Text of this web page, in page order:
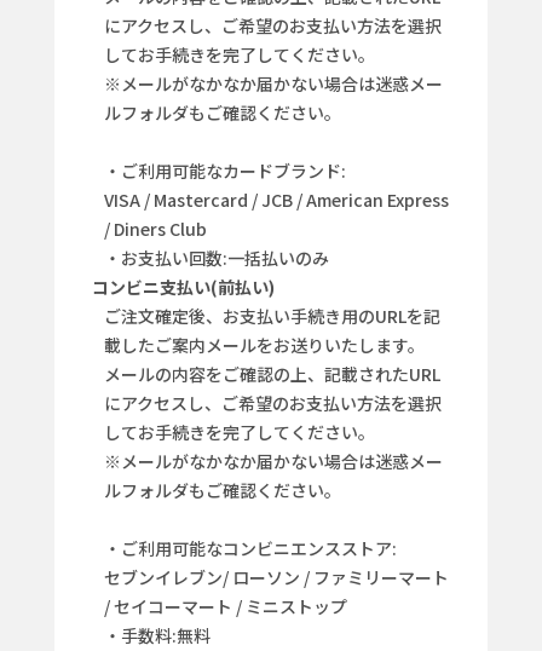
にアクセスし、ご希望のお支払い方法を選択
してお手続きを完了してください。
※メールがなかなか届かない場合は迷惑メー
ルフォルダもご確認ください。
・ご利用可能なカードブランド:
VISA / Mastercard / JCB / American Express
/ Diners Club
・お支払い回数:一括払いのみ
コンビニ支払い(前払い)
ご注文確定後、お支払い手続き用のURLを記
載したご案内メールをお送りいたします。
メールの内容をご確認の上、記載されたURL
にアクセスし、ご希望のお支払い方法を選択
してお手続きを完了してください。
※メールがなかなか届かない場合は迷惑メー
ルフォルダもご確認ください。
・ご利用可能なコンビニエンスストア:
セブンイレブン/ ローソン / ファミリーマート
/ セイコーマート / ミニストップ
・手数料:無料